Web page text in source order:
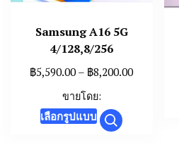
Samsung A16 5G
4/128,8/256
฿5,590.00– ฿8,200.00Price
ขายโดย:
เลือกรูปแบบ This
product